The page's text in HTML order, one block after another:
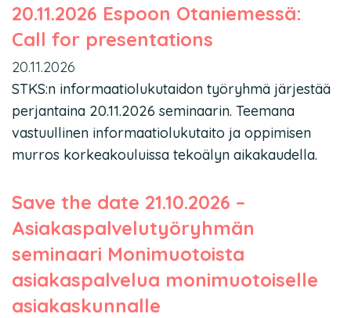
20.11.2026 Espoon Otaniemessä:
Call for presentations
20.11.2026
STKS:n informaatiolukutaidon työryhmä järjestää
perjantaina 20.11.2026 seminaarin. Teemana
vastuullinen informaatiolukutaito ja oppimisen
murros korkeakouluissa tekoälyn aikakaudella.
Save the date 21.10.2026 –
Asiakaspalvelutyöryhmän
seminaari Monimuotoista
asiakaspalvelua monimuotoiselle
asiakaskunnalle